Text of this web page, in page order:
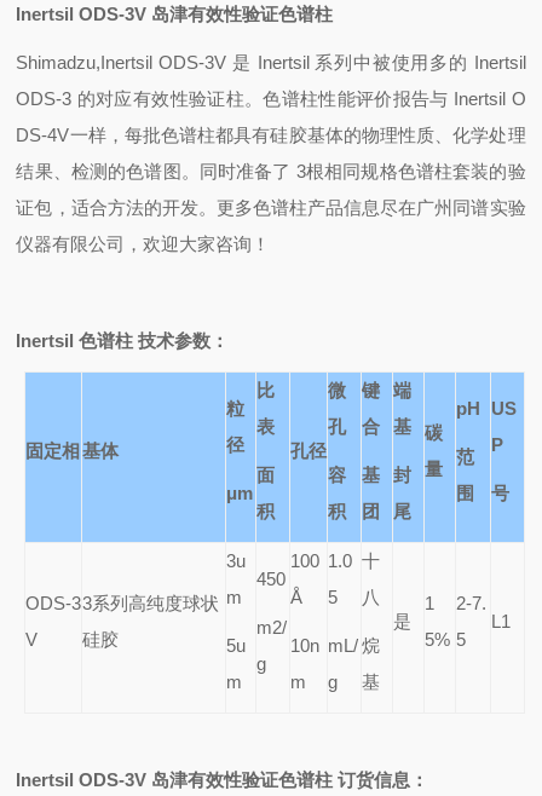
Inertsil ODS-3V 岛津有效性验证色谱柱
Shimadzu,Inertsil ODS-3V 是 Inertsil 系列中被使用多的 Inertsil
ODS-3 的对应有效性验证柱。色谱柱性能评价报告与 Inertsil O
DS-4V一样，每批色谱柱都具有硅胶基体的物理性质、化学处理
结果、检测的色谱图。同时准备了 3根相同规格色谱柱套装的验
证包，适合方法的开发。更多色谱柱产品信息尽在广州同谱实验
仪器有限公司，欢迎大家咨询！
Inertsil色谱柱 技术参数：
固定相基体
粒
径
μm
比
表
面
积
孔径
微
孔
容
积
键
合
基
团
端
基
封
尾
碳
量
pH
范
围
US
P
号
ODS-3
V
3系列高纯度球状
硅胶
3u
m
5u
m
450
m2/
g
100
Å
10n
m
1.0
5
mL/
g
十
八
烷
基
是
1
5%
2-7.
5
L1
Inertsil ODS-3V 岛津有效性验证色谱柱 订货信息：